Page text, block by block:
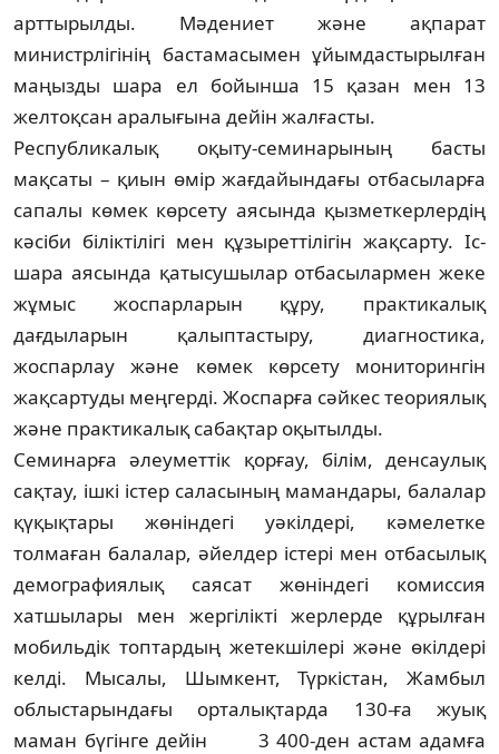
арт­тырылды. Мәдениет және ақ­па­рат
министрлігінің бастамасымен ұйымдастырылған
маңызды шара ел бойынша 15 қазан мен 13
желтоқсан аралығына дейін жалғасты.
Республикалық оқыту-семина­ры­ның басты
мақсаты – қиын өмір жағ­дайындағы отбасыларға
сапалы көмек көрсету аясында қызмет­кер­лердің
кәсіби біліктілігі мен құзы­реттілігін жақсарту. Іс-
шара аясында қатысушылар отбасылармен жеке
жұмыс жоспарларын құру, прак­ти­ка­лық
дағдыларын қалыптастыру, диаг­ностика,
жоспарлау және көмек көр­сету мониторингін
жақсартуды мең­герді. Жоспарға сәйкес теория­лық
және практикалық сабақтар оқы­тылды.
Семинарға әлеуметтік қорғау, бі­лім, денсаулық
сақтау, ішкі істер са­ласының мамандары, балалар
қү­қық­тары жөніндегі уәкілдері, кә­ме­летке
толмаған балалар, әйелдер іс­те­рі мен отбасылық
демография­лық саясат жөніндегі комиссия
хатшылары мен жергілікті жерлерде құрылған
мобильдік топтардың жетекшілері және өкілдері
келді. Мысалы, Шымкент, Түркістан, Жам­был
облыстарындағы орталықтарда 130-ға жуық
маман бүгінге дейін 3 400-ден астам адамға